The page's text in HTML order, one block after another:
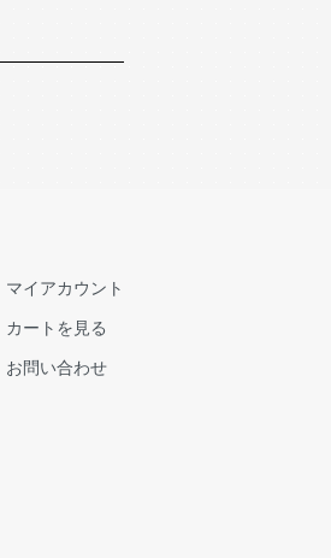
マイアカウント
カートを見る
お問い合わせ